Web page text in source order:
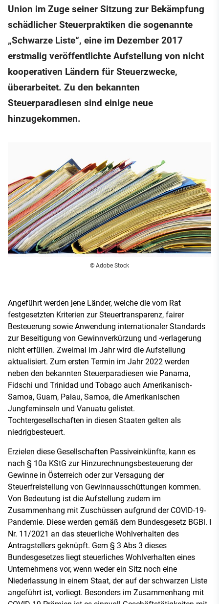
Union im Zuge seiner Sitzung zur Bekämpfung
schädlicher Steuerpraktiken die sogenannte
„Schwarze Liste“, eine im Dezember 2017
erstmalig veröffentlichte Aufstellung von nicht
kooperativen Ländern für Steuerzwecke,
überarbeitet. Zu den bekannten
Steuerparadiesen sind einige neue
hinzugekommen.
© Adobe Stock
Angeführt werden jene Länder, welche die vom Rat
festgesetzten Kriterien zur Steuertransparenz, fairer
Besteuerung sowie Anwendung internationaler Standards
zur Beseitigung von Gewinnverkürzung und -verlagerung
nicht erfüllen. Zweimal im Jahr wird die Aufstellung
aktualisiert. Zum ersten Termin im Jahr 2022 werden
neben den bekannten Steuerparadiesen wie Panama,
Fidschi und Trinidad und Tobago auch Amerikanisch-
Samoa, Guam, Palau, Samoa, die Amerikanischen
Jungferninseln und Vanuatu gelistet.
Tochtergesellschaften in diesen Staaten gelten als
niedrigbesteuert.
Erzielen diese Gesellschaften Passiveinkünfte, kann es
nach § 10a KStG zur Hinzurechnungsbesteuerung der
Gewinne in Österreich oder zur Versagung der
Steuerfreistellung von Gewinnausschüttungen kommen.
Von Bedeutung ist die Aufstellung zudem im
Zusammenhang mit Zuschüssen aufgrund der COVID-19-
Pandemie. Diese werden gemäß dem Bundesgesetz BGBl. I
Nr. 11/2021 an das steuerliche Wohlverhalten des
Antragstellers geknüpft. Gem § 3 Abs 3 dieses
Bundesgesetzes liegt steuerliches Wohlverhalten eines
Unternehmens vor, wenn weder ein Sitz noch eine
Niederlassung in einem Staat, der auf der schwarzen Liste
angeführt ist, vorliegt. Besonders im Zusammenhang mit